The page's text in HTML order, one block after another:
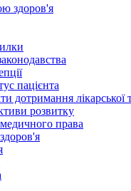
здоров'я
пацієнта
дотримання лікарської
розвитку
права